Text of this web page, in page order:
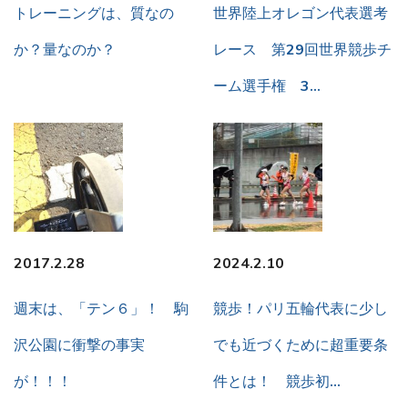
トレーニングは、質なの
か？量なのか？
世界陸上オレゴン代表選考
レース 第29回世界競歩チ
ーム選手権 3…
2017.2.28
週末は、「テン６」！ 駒
沢公園に衝撃の事実
が！！！
2024.2.10
競歩！パリ五輪代表に少し
でも近づくために超重要条
件とは！ 競歩初…